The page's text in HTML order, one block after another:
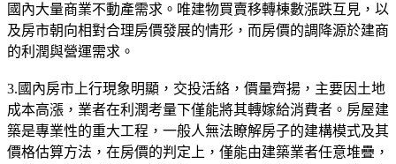
國內大量商業不動產需求。唯建物買賣移轉棟數漲跌互見，以
及房市朝向相對合理房價發展的情形，而房價的調降源於建商
的利潤與營運需求。
3.國內房市上行現象明顯，交投活絡，價量齊揚，主要因土地
成本高漲，業者在利潤考量下僅能將其轉嫁給消費者。房屋建
築是專業性的重大工程，一般人無法瞭解房子的建構模式及其
價格估算方法，在房價的判定上，僅能由建築業者任意堆疊，